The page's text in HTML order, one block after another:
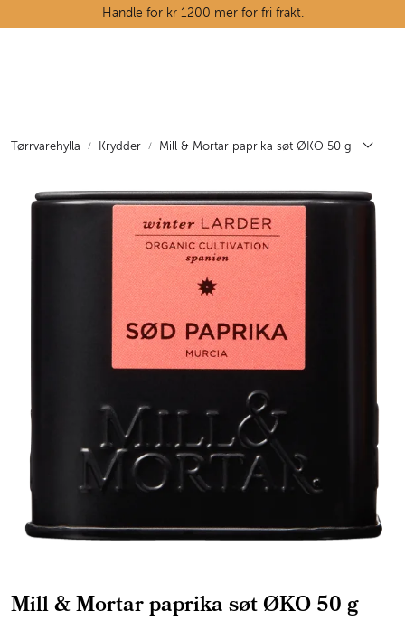
Skip to main contentHandle for kr 1200 mer for fri frakt.
Tørrvarehylla Krydder Mill & Mortar paprika søt ØKO 50 g
Mill & Mortar paprika søt ØKO 50 g
Grøntavdelingen
Kunnskapshjørnet